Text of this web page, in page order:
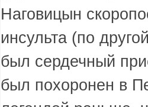
Наговицын
инсульта (по
был сердечный
был похоронен в